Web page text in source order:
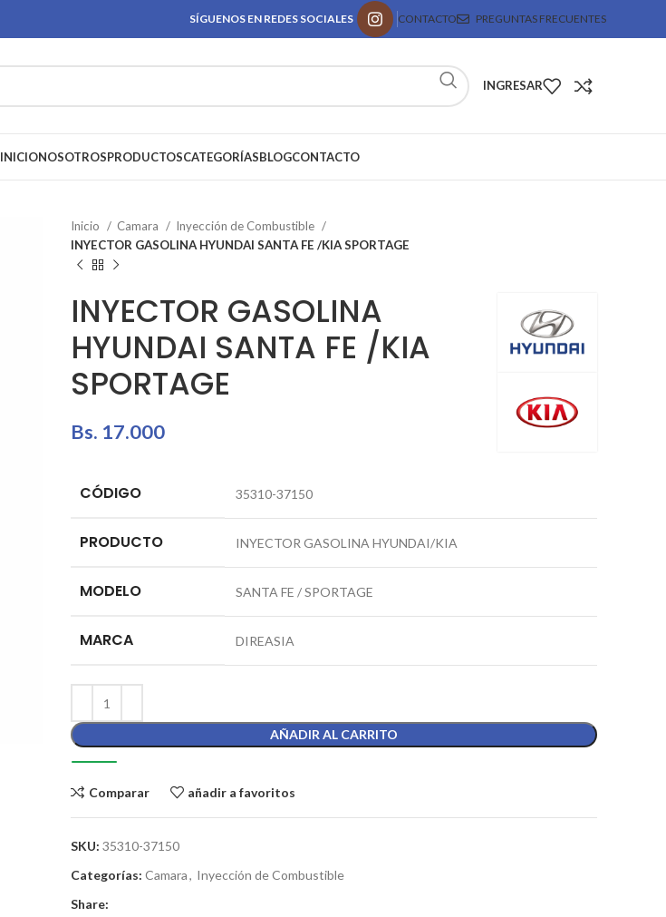
SÍGUENOS EN REDES SOCIALES CONTACTO PREGUNTAS FRECUENTES
INGRESAR
INICIONOSOTROSPRODUCTOSCATEGORÍASBLOGCONTACTO
Inicio Camara
Inyección de Combustible
INYECTOR GASOLINA HYUNDAI SANTA FE /KIA SPORTAGE
INYECTOR GASOLINA
HYUNDAI SANTA FE /KIA
SPORTAGE
Bs. 17.000
CÓDIGO 35310-37150
PRODUCTO INYECTOR GASOLINA HYUNDAI/KIA
MODELO SANTA FE / SPORTAGE
MARCA DIREASIA
AÑADIR AL CARRITO
Comparar añadir a favoritos
SKU: 35310-37150
Categorías: Camara, Inyección de Combustible
Share: